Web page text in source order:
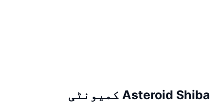
Asteroid Shiba کمیونٹی